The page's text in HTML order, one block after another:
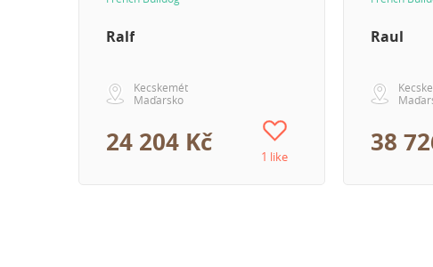
Ralf
Kecskemét
Maďarsko
24 204 Kč 1 like
Raul
38